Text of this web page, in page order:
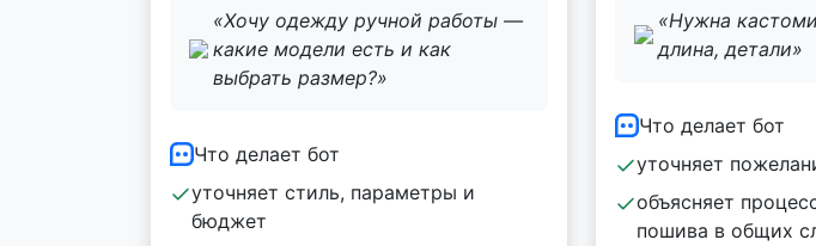
«Хочу одежду ручной работы —
какие модели есть и как
выбрать размер?»
Что делает бот
уточняет стиль, параметры и
бюджет
«Нужна
длина, детали»
Что делает бот
уточняет
объясняет
пошива в общих